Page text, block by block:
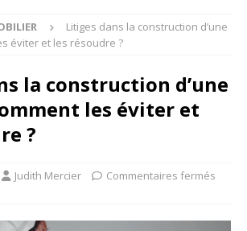
Litiges dans la construction d’une
éviter et les résoudre ?
la construction d’une
les éviter et
?
Judith Mercier Commentaires fermés